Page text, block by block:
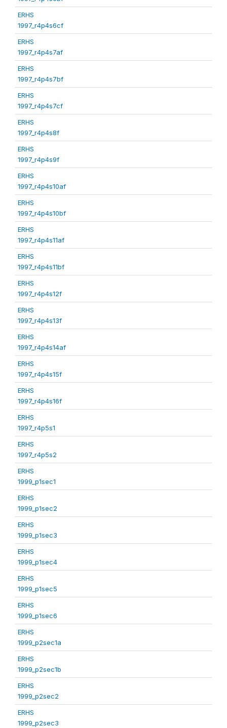
ERHS
1997_r4p4s6cf
ERHS
1997_r4p4s7af
ERHS
1997_r4p4s7bf
ERHS
1997_r4p4s7cf
ERHS
1997_r4p4s8f
ERHS
1997_r4p4s9f
ERHS
1997_r4p4s10af
ERHS
1997_r4p4s10bf
ERHS
1997_r4p4s11af
ERHS
1997_r4p4s11bf
ERHS
1997_r4p4s12f
ERHS
1997_r4p4s13f
ERHS
1997_r4p4s14af
ERHS
1997_r4p4s15f
ERHS
1997_r4p4s16f
ERHS
1997_r4p5s1
ERHS
1997_r4p5s2
ERHS
1999_p1sec1
ERHS
1999_p1sec2
ERHS
1999_p1sec3
ERHS
1999_p1sec4
ERHS
1999_p1sec5
ERHS
1999_p1sec6
ERHS
1999_p2sec1a
ERHS
1999_p2sec1b
ERHS
1999_p2sec2
ERHS
1999_p2sec3